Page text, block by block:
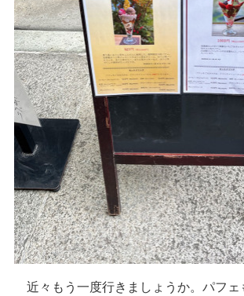
近々もう一度行きましょうか。パフ